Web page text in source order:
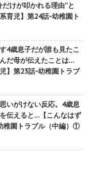
けが叩かれる理由”と
育児】第24話-幼稚園ト
4歳息子だが誰も見たこ
だ母が伝えたことは…
】第23話-幼稚園トラブ
いがけない反応。4歳息
伝えると…【こんなはず
稚園トラブル（中編）①